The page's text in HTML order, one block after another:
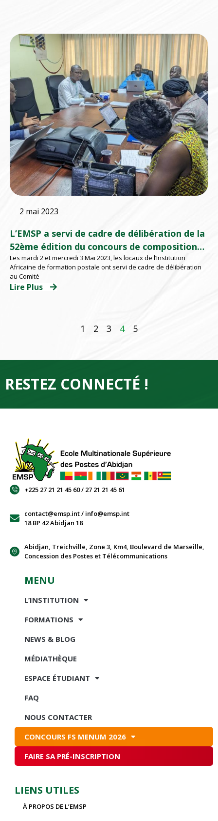
2 mai 2023
L’EMSP a servi de cadre de délibération de la
52ème édition du concours de compositions
épistolaires de l’UPU
Les mardi 2 et mercredi 3 Mai 2023, les locaux de l’Institution
Africaine de formation postale ont servi de cadre de délibération
au Comité
Lire Plus
1 2 3 4 5
RESTEZ CONNECTÉ !
+225 27 21 21 45 60 / 27 21 21 45 61
contact@emsp.int / info@emsp.int
18 BP 42 Abidjan 18
Abidjan, Treichville, Zone 3, Km4, Boulevard de Marseille,
Concession des Postes et Télécommunications
MENU
L’INSTITUTION
FORMATIONS
NEWS & BLOG
MÉDIATHÈQUE
ESPACE ÉTUDIANT
FAQ
NOUS CONTACTER
CONCOURS FS MENUM 2026
FAIRE SA PRÉ-INSCRIPTION
LIENS UTILES
À PROPOS DE L’EMSP